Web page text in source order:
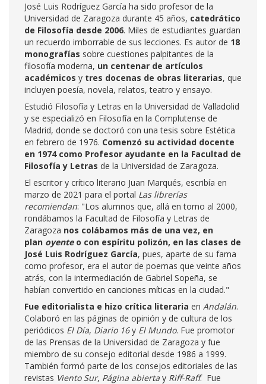
José Luis Rodríguez García ha sido profesor de la
Universidad de Zaragoza durante 45 años, catedrático
de Filosofía desde 2006. Miles de estudiantes guardan
un recuerdo imborrable de sus lecciones. Es autor de 18
monografías sobre cuestiones palpitantes de la
filosofía moderna, un centenar de artículos
académicos y tres docenas de obras literarias, que
incluyen poesía, novela, relatos, teatro y ensayo.
Estudió Filosofía y Letras en la Universidad de Valladolid
y se especializó en Filosofía en la Complutense de
Madrid, donde se doctoró con una tesis sobre Estética
en febrero de 1976. Comenzó su actividad docente
en 1974 como Profesor ayudante en la Facultad de
Filosofía y Letras de la Universidad de Zaragoza.
El escritor y crítico literario Juan Marqués, escribía en
marzo de 2021 para el portal Las librerías
recomiendan: "Los alumnos que, allá en torno al 2000,
rondábamos la Facultad de Filosofía y Letras de
Zaragoza nos colábamos más de una vez, en
plan oyenteo con espíritu polizón, en las clases de
José Luis Rodríguez García, pues, aparte de su fama
como profesor, era el autor de poemas que veinte años
atrás, con la intermediación de Gabriel Sopeña, se
habían convertido en canciones míticas en la ciudad."
Fue editorialista e hizo crítica literaria en Andalán.
Colaboró en las páginas de opinión y de cultura de los
periódicos El Día, Diario 16y El Mundo. Fue promotor
de las Prensas de la Universidad de Zaragoza y fue
miembro de su consejo editorial desde 1986 a 1999.
También formó parte de los consejos editoriales de las
revistas Viento Sur, Página abierta y Riff-Raff. Fue